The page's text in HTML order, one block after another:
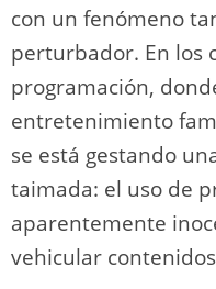
con un fenómeno
perturbador. En los
programación,
entretenimiento
se está gestando
taimada: el uso de
aparentemente
vehicular